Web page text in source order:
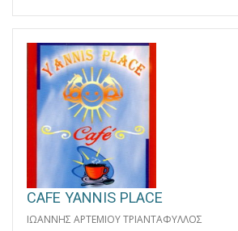
CAFE YANNIS PLACE
ΙΩΑΝΝΗΣ ΑΡΤΕΜΙΟΥ ΤΡΙΑΝΤΑΦΥΛΛΟΣ